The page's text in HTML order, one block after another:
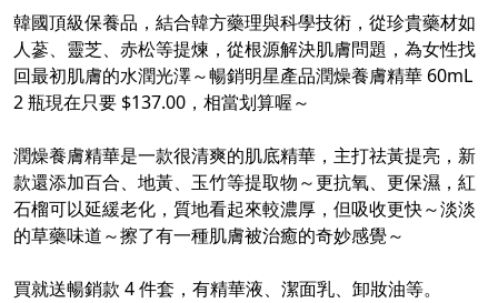
韓國頂級保養品，結合韓方藥理與科學技術，從珍貴藥材如
人蔘、靈芝、赤松等提煉，從根源解決肌膚問題，為女性找
回最初肌膚的水潤光澤～暢銷明星產品潤燥養膚精華 60mL
2 瓶現在只要 $137.00，相當划算喔～
潤燥養膚精華是一款很清爽的肌底精華，主打祛黃提亮，新
款還添加百合、地黃、玉竹等提取物～更抗氧、更保濕，紅
石榴可以延緩老化，質地看起來較濃厚，但吸收更快～淡淡
的草藥味道～擦了有一種肌膚被治癒的奇妙感覺～
買就送暢銷款 4 件套，有精華液、潔面乳、卸妝油等。